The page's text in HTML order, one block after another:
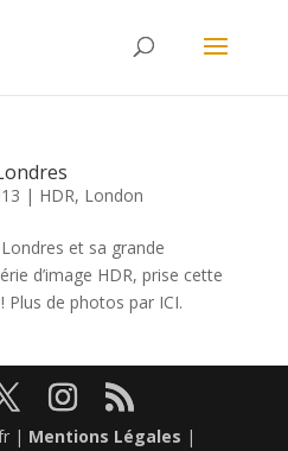
| HDR, London
et sa grande
d’image HDR, prise cette
Plus de photos par ICI.
| Mentions Légales |